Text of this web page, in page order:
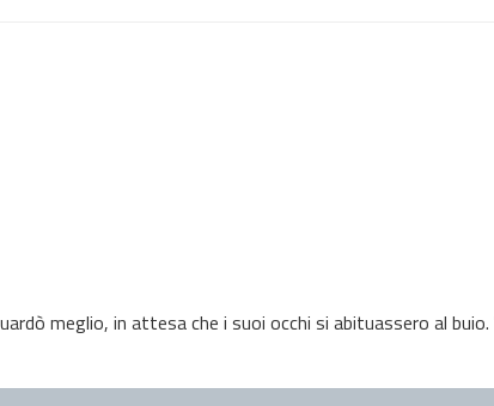
meglio, in attesa che i suoi occhi si abituassero al